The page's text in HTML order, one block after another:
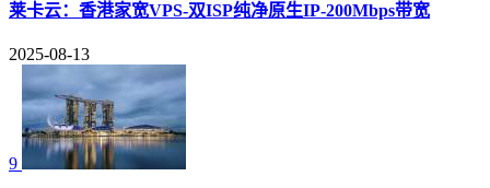
莱卡云：香港家宽VPS-双ISP纯净原生IP-200Mbps带宽
2025-08-13
9